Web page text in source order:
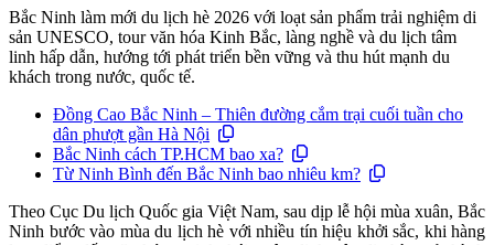
Bắc Ninh làm mới du lịch hè 2026 với loạt sản phẩm trải nghiệm di
sản UNESCO, tour văn hóa Kinh Bắc, làng nghề và du lịch tâm
linh hấp dẫn, hướng tới phát triển bền vững và thu hút mạnh du
khách trong nước, quốc tế.
Đồng Cao Bắc Ninh – Thiên đường cắm trại cuối tuần cho
dân phượt gần Hà Nội
Bắc Ninh cách TP.HCM bao xa?
Từ Ninh Bình đến Bắc Ninh bao nhiêu km?
Theo Cục Du lịch Quốc gia Việt Nam, sau dịp lễ hội mùa xuân, Bắc
Ninh bước vào mùa du lịch hè với nhiều tín hiệu khởi sắc, khi hàng